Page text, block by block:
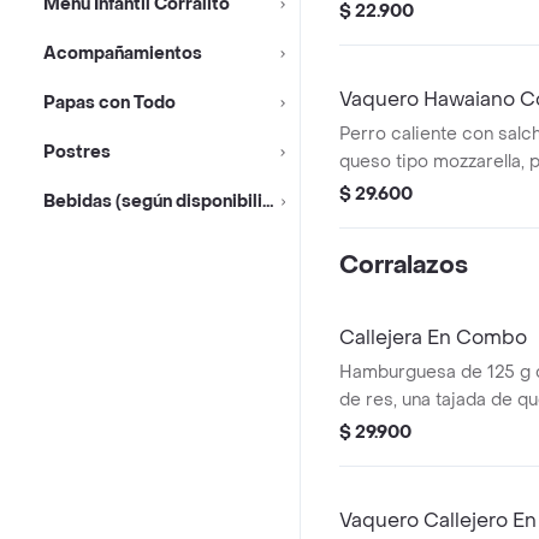
Acompañamientos
Papas con Todo
Postres
Bebidas (según disponibilidad)
salsa blanca, salsa de
$ 22.900
Vaquero Hawaiano
Perro caliente con
queso tipo mozzarella,
piña, salsa blanca y
$ 29.600
Corralazos
Callejera En Combo
Hamburguesa de 125
de res, una tajada de
mozzarella, papas
$ 29.900
Vaquero Callejero